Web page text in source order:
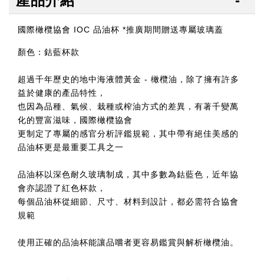
國際橄欖協會 IOC 品油杯 *推廣期間贈送專屬玻璃蓋
顏色：鈷藍杯款
超過千年歷史的地中海液體黃金 - 橄欖油，除了擁有許多
益於健康的產品特性，
也因為品種、氣候、栽種或榨油方式的差異，有著千變萬
化的豐富滋味，國際橄欖協會
更制定了專屬的感官分析評鑑規範，其中帶有絕佳美感的
品油杯更是最重要工具之一
品油杯以深色耐久玻璃制成，其中多數為鈷藍色，近年協
會亦認證了紅色杯款，
每個品油杯從細節、尺寸、材料到設計，都必需符合協會
規範
使用正確的品油杯能讓品嚐者更容易鑑賞與解析橄欖油。